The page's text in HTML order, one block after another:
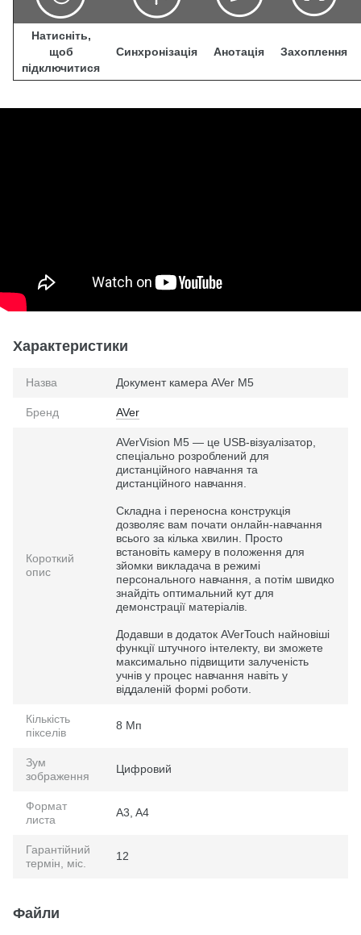
Натисніть,
щоб
підключитися
Синхронізація Анотація Захоплення
Характеристики
Назва Документ камера AVer M5
Бренд AVer
Короткий
опис
AVerVision M5 — це USB-візуалізатор,
спеціально розроблений для
дистанційного навчання та
дистанційного навчання.
Складна і переносна конструкція
дозволяє вам почати онлайн-навчання
всього за кілька хвилин. Просто
встановіть камеру в положення для
зйомки викладача в режимі
персонального навчання, а потім швидко
знайдіть оптимальний кут для
демонстрації матеріалів.
Додавши в додаток AVerTouch найновіші
функції штучного інтелекту, ви зможете
максимально підвищити залученість
учнів у процес навчання навіть у
віддаленій формі роботи.
Кількість
пікселів
8 Мп
Зум
зображення
Цифровий
Формат
листа
A3, A4
Гарантійний
термін, міс.
12
Файли